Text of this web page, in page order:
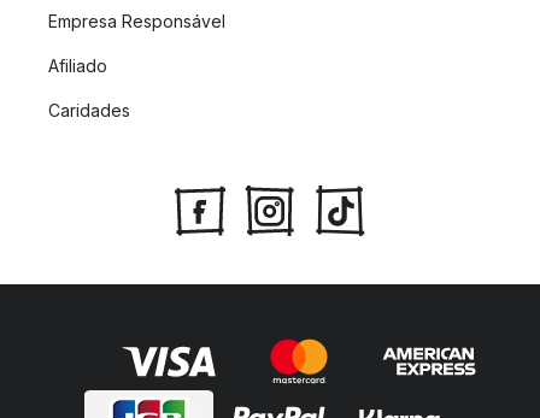
Empresa Responsável
Afiliado
Caridades